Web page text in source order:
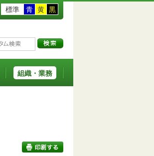
標準 青 黄 黒
組織・業務